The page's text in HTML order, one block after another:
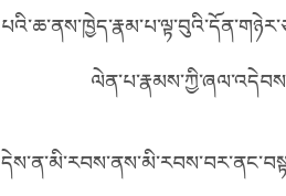
བོད་ཡིག
English
ភាសាខ្មែរ